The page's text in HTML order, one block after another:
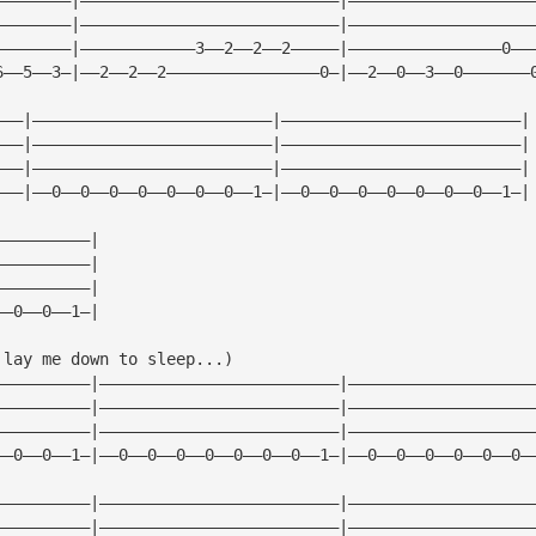
me down to sleep...)